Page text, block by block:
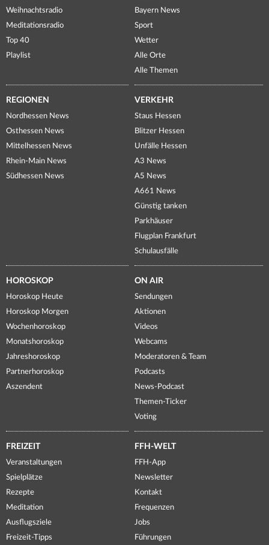
Weihnachtsradio
Meditationsradio
Top 40
Playlist
Bayern News
Sport
Wetter
Alle Orte
Alle Themen
REGIONEN
Nordhessen News
Osthessen News
Mittelhessen News
Rhein-Main News
Südhessen News
VERKEHR
Staus Hessen
Blitzer Hessen
Unfälle Hessen
A3 News
A5 News
A661 News
Günstig tanken
Parkhäuser
Flugplan Frankfurt
Schulausfälle
HOROSKOP
Horoskop Heute
Horoskop Morgen
Wochenhoroskop
Monatshoroskop
Jahreshoroskop
Partnerhoroskop
Aszendent
ON AIR
Sendungen
Aktionen
Videos
Webcams
Moderatoren & Team
Podcasts
News-Podcast
Themen-Ticker
Voting
FREIZEIT
Veranstaltungen
Spielplätze
Rezepte
Meditation
Ausflugsziele
Freizeit-Tipps
FFH-WELT
FFH-App
Newsletter
Kontakt
Frequenzen
Jobs
Führungen